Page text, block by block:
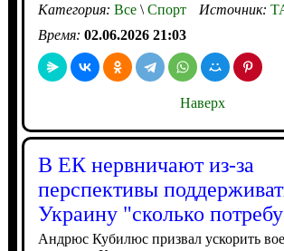
Категория: Все\Спорт Источник:
Время: 02.06.2026 21:03
Наверх
В ЕК нервничают из-за
перспективы
Украину "сколько
Андрюс Кубилюс призвал ускорить